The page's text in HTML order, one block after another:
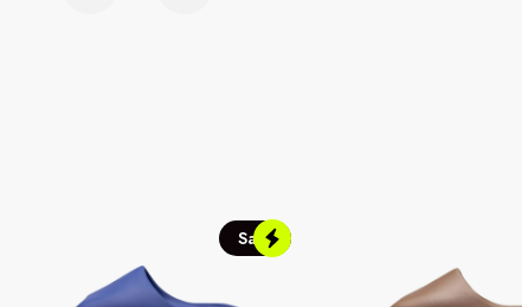
Sale